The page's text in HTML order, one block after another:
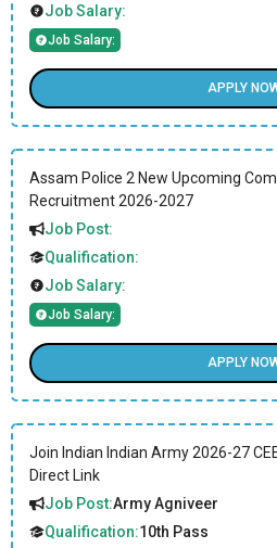
Job Salary:
Job Salary:
APPLY
Assam Police 2 New Upcoming
Recruitment 2026-2027
Job Post:
Qualification:
Job Salary:
Job Salary:
APPLY
Join Indian Indian Army 2026-27
Direct Link
Job Post:Army Agniveer
Qualification:10th Pass